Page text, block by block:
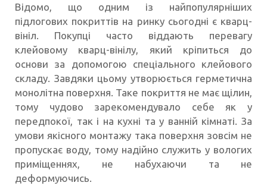
Відомо, що одним із найпопулярніших
підлогових покриттів на ринку сьогодні є кварц-
вініл. Покупці часто віддають перевагу
клейовому кварц-вінілу, який кріпиться до
основи за допомогою спеціального клейового
складу. Завдяки цьому утворюється герметична
монолітна поверхня. Таке покриття не має щілин,
тому чудово зарекомендувало себе як у
передпокої, так і на кухні та у ванній кімнаті. За
умови якісного монтажу така поверхня зовсім не
пропускає воду, тому надійно служить у вологих
приміщеннях, не набухаючи та не
деформуючись.